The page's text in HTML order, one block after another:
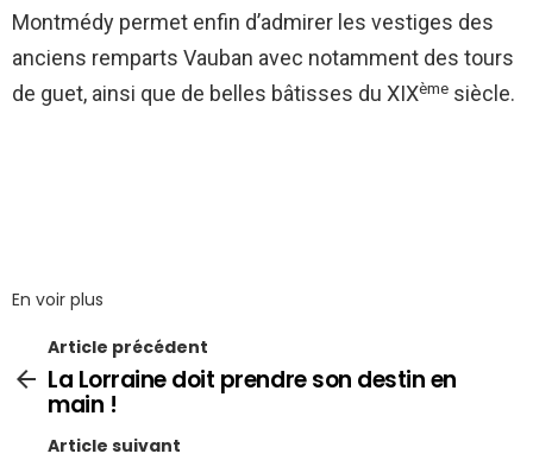
Montmédy permet enfin d’admirer les vestiges des
anciens remparts Vauban avec notamment des tours
de guet, ainsi que de belles bâtisses du XIXème siècle.
En voir plus
Article précédent
La Lorraine doit prendre son destin en
main !
Article suivant